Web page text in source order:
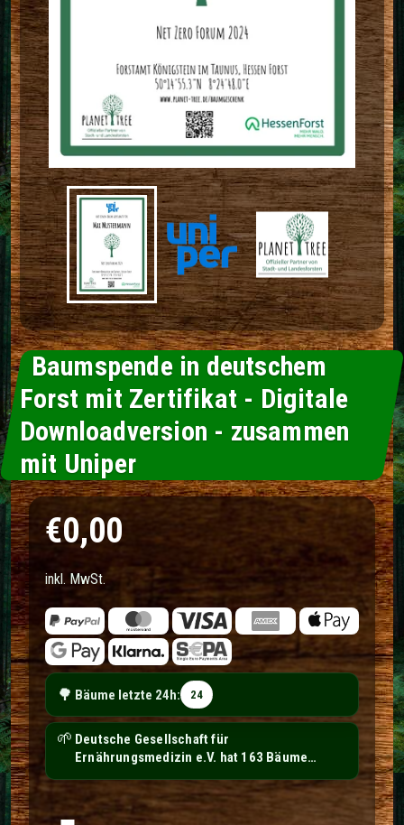
Baumspende in deutschem
Forst mit Zertifikat - Digitale
Downloadversion - zusammen
mit Uniper
Normaler Preis
€0,00
inkl. MwSt.
🌳 Bäume letzte 24h: 24
🌱 ANUBIS-Tierbestattungen Partner Rhein-
Neckar hat 300 Bäume gepflanzt